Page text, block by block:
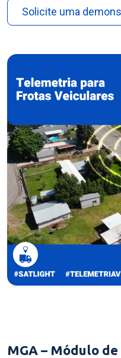
Solicite uma
MGA – Módulo